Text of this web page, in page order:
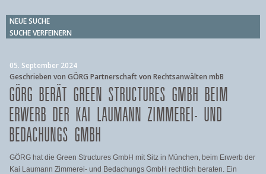
NEUE SUCHE
SUCHE VERFEINERN
05. September 2024
Geschrieben von GÖRG Partnerschaft von Rechtsanwälten mbB
GÖRG BERÄT GREEN STRUCTURES GMBH BEIM
ERWERB DER KAI LAUMANN ZIMMEREI- UND
BEDACHUNGS GMBH
GÖRG hat die Green Structures GmbH mit Sitz in München, beim Erwerb der
Kai Laumann Zimmerei- und Bedachungs GmbH rechtlich beraten. Ein